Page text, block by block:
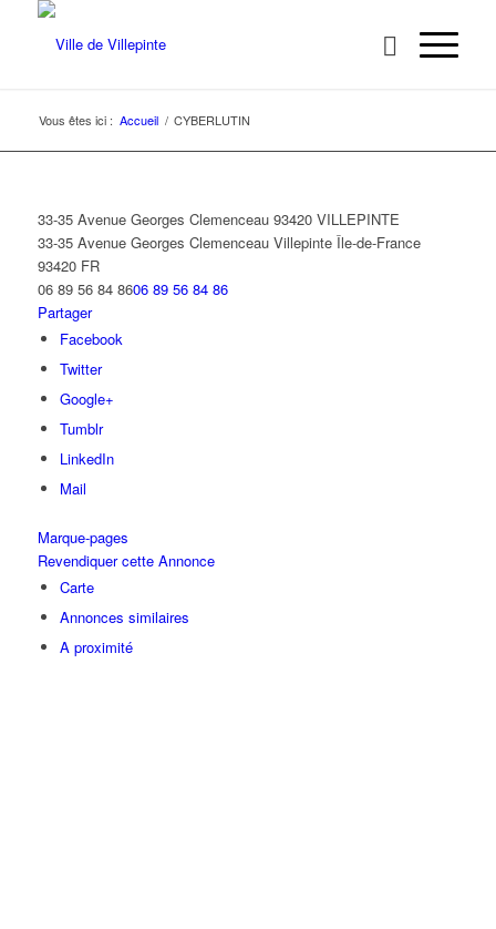
Vous êtes ici : Accueil / CYBERLUTIN
33-35 Avenue Georges Clemenceau 93420 VILLEPINTE
33-35 Avenue Georges Clemenceau Villepinte Île-de-France
93420 FR
06 89 56 84 8606 89 56 84 86
Partager
Facebook
Twitter
Google+
Tumblr
LinkedIn
Mail
Marque-pages
Revendiquer cette Annonce
Carte
Annonces similaires
A proximité